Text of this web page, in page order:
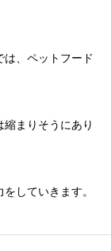
は、ペットフード
まりそうにあり
していきます。